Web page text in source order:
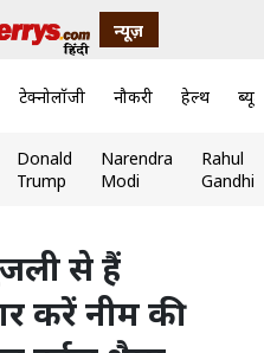
न्यूज़
टेक्नोलॉजी नौकरी हेल्थ
Donald
Trump
Narendra
Modi
Rahul
Gandhi
से हैं
करें नीम की